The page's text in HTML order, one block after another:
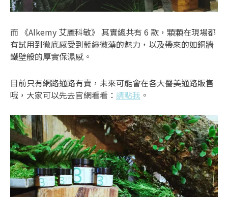
而 《Alkemy 艾麗科敏》 其實總共有 6 款，顆顆在現場都
有試用到徹底感受到藍綠微藻的魅力，以及帶來的如銅牆
鐵壁般的厚實保濕感。
目前只有網路通路有賣，未來可能會在各大醫美通路販售
哦，大家可以先去官網看看： 請點我 。